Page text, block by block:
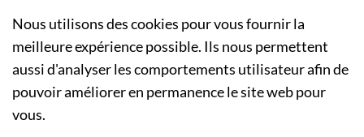
A PROPOS
Qui sommes-nous ?
Actualités
Nous utilisons des cookies pour vous fournir la
meilleure expérience possible. Ils nous permettent
aussi d'analyser les comportements utilisateur afin de
pouvoir améliorer en permanence le site web pour
vous.